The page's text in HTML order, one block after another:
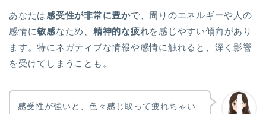
あなたは感受性が非常に豊かで、周りのエネルギーや人の
感情に敏感なため、 精神的な疲れを感じやすい傾向があり
ます。特にネガティブな情報や感情に触れると、深く影響
を受けてしまうことも。
感受性が強いと、色々感じ取って疲れちゃい
ホーム
お誕生日占い一覧